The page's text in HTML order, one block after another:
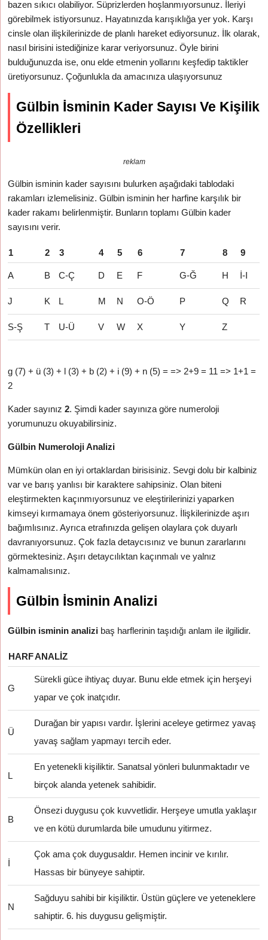
bazen sıkıcı olabiliyor. Süprizlerden hoşlanmıyorsunuz. İleriyi
görebilmek istiyorsunuz. Hayatınızda karışıklığa yer yok. Karşı
cinsle olan ilişkilerinizde de planlı hareket ediyorsunuz. İlk olarak,
nasıl birisini istediğinize karar veriyorsunuz. Öyle birini
bulduğunuzda ise, onu elde etmenin yollarını keşfedip taktikler
üretiyorsunuz. Çoğunlukla da amacınıza ulaşıyorsunuz
Gülbin İsminin Kader Sayısı Ve Kişilik
Özellikleri
reklam
Gülbin isminin kader sayısını bulurken aşağıdaki tablodaki
rakamları izlemelisiniz. Gülbin isminin her harfine karşılık bir
kader rakamı belirlenmiştir. Bunların toplamı Gülbin kader
sayısını verir.
1 2 3 4 5 6 7 8 9
A B C-Ç D E F G-Ğ H İ-I
J K L M N O-Ö P Q R
S-Ş T U-Ü V W X Y Z
g (7) + ü (3) + l (3) + b (2) + i (9) + n (5) = => 2+9 = 11 => 1+1 =
2
Kader sayınız2. Şimdi kader sayınıza göre numeroloji
yorumunuzu okuyabilirsiniz.
Gülbin Numeroloji Analizi
Mümkün olan en iyi ortaklardan birisisiniz. Sevgi dolu bir kalbiniz
var ve barış yanlısı bir karaktere sahipsiniz. Olan biteni
eleştirmekten kaçınmıyorsunuz ve eleştirilerinizi yaparken
kimseyi kırmamaya önem gösteriyorsunuz. İlişkilerinizde aşırı
bağımlısınız. Ayrıca etrafınızda gelişen olaylara çok duyarlı
davranıyorsunuz. Çok fazla detaycısınız ve bunun zararlarını
görmektesiniz. Aşırı detaycılıktan kaçınmalı ve yalnız
kalmamalısınız.
Gülbin İsminin Analizi
Gülbin isminin analizi baş harflerinin taşıdığı anlam ile ilgilidir.
HARFANALIZ
G
Sürekli güce ihtiyaç duyar. Bunu elde etmek için herşeyi
yapar ve çok inatçıdır.
Ü
Durağan bir yapısı vardır. İşlerini aceleye getirmez yavaş
yavaş sağlam yapmayı tercih eder.
L
En yetenekli kişiliktir. Sanatsal yönleri bulunmaktadır ve
birçok alanda yetenek sahibidir.
B
Önsezi duygusu çok kuvvetlidir. Herşeye umutla yaklaşır
ve en kötü durumlarda bile umudunu yitirmez.
İ
Çok ama çok duygusaldır. Hemen incinir ve kırılır.
Hassas bir bünyeye sahiptir.
N
Sağduyu sahibi bir kişiliktir. Üstün güçlere ve yeteneklere
sahiptir. 6. his duygusu gelişmiştir.